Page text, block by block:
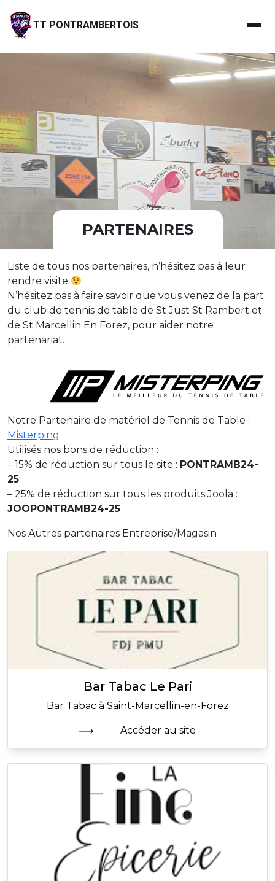
TT PONTRAMBERTOIS
PARTENAIRES
Liste de tous nos partenaires, n’hésitez pas à leur
rendre visite
N’hésitez pas à faire savoir que vous venez de la part
du club de tennis de table de St Just St Rambert et
de St Marcellin En Forez, pour aider notre
partenariat.
Notre Partenaire de matériel de Tennis de Table :
Misterping
Utilisés nos bons de réduction :
– 15% de réduction sur tous le site : PONTRAMB24-
25
– 25% de réduction sur tous les produits Joola :
JOOPONTRAMB24-25
Nos Autres partenaires Entreprise/Magasin :
Bar Tabac Le Pari
Bar Tabac à Saint-Marcellin-en-Forez
Accéder au site